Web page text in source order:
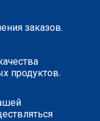
заказов.
продуктов.